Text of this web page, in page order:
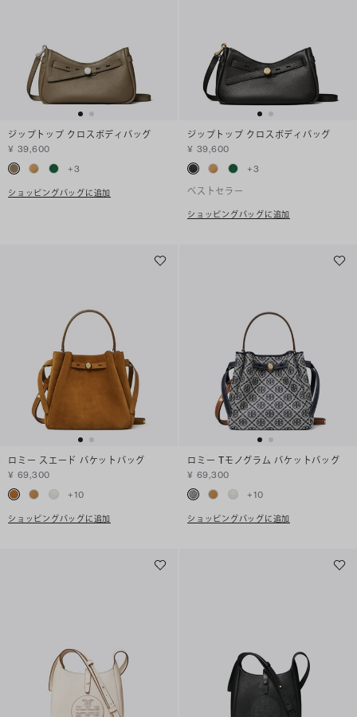
ジップトップ クロスボディバッグ
¥ 39,600
+3
ショッピングバッグに追加
ジップトップ クロスボディバッグ
¥ 39,600
+3
ベストセラー
ショッピングバッグに追加
ロミー スエード バケットバッグ
¥ 69,300
+10
ショッピングバッグに追加
ロミー Tモノグラム バケットバッグ
¥ 69,300
+10
ショッピングバッグに追加